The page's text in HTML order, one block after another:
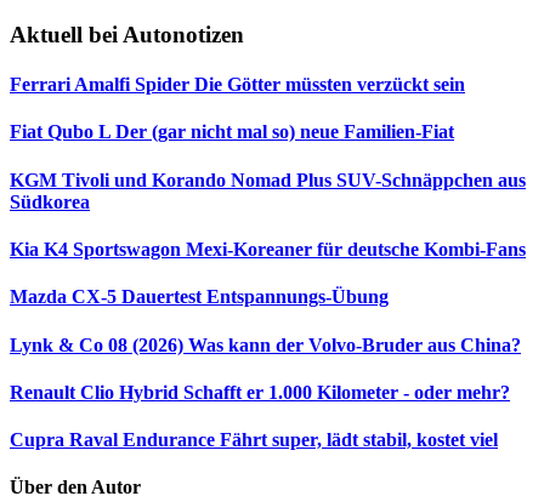
Aktuell bei Autonotizen
Ferrari Amalfi Spider Die Götter müssten verzückt sein
Fiat Qubo L Der (gar nicht mal so) neue Familien-Fiat
KGM Tivoli und Korando Nomad Plus SUV-Schnäppchen aus
Südkorea
Kia K4 Sportswagon Mexi-Koreaner für deutsche Kombi-Fans
Mazda CX-5 Dauertest Entspannungs-Übung
Lynk & Co 08 (2026) Was kann der Volvo-Bruder aus China?
Renault Clio Hybrid Schafft er 1.000 Kilometer - oder mehr?
Cupra Raval Endurance Fährt super, lädt stabil, kostet viel
Über den Autor